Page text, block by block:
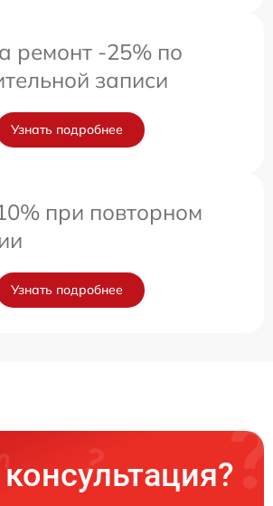
ремонт -25% по
записи
Узнать подробнее
при повторном
Узнать подробнее